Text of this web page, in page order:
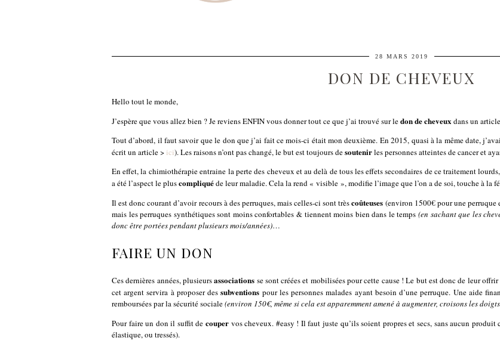
28 MARS 2019
DON DE CHEVEUX
Hello tout le monde,
J’espère que vous allez bien ? Je reviens ENFIN vous donner tout ce que j’ai trouvé sur ledon de cheveux dans un
Tout d’abord, il faut savoir que le don que j’ai fait ce mois-ci était mon deuxième. En 2015, quasi à la même date,
écrit un article > ici). Les raisons n’ont pas changé, le but est toujours desoutenirles personnes atteintes de cancer et
En effet, la chimiothérapie entraine la perte des cheveux et au delà de tous les effets secondaires de ce traitement
a été l’aspect le pluscompliquéde leur maladie. Cela la rend « visible », modifie l’image que l’on a de soi, touche à la
Il est donc courant d’avoir recours à des perruques, mais celles-ci sont trèscoûteuses (environ 1500€ pour une
mais les perruques synthétiques sont moins confortables & tiennent moins bien dans le temps (en sachant que les
donc être portées pendant plusieurs mois/années)…
FAIRE UN DON
Ces dernières années, plusieursassociations se sont créées et mobilisées pour cette cause ! Le but est donc de leur
cet argent servira à proposer dessubventions pour les personnes malades ayant besoin d’une perruque. Une aide
remboursées par la sécurité sociale(environ 150€, même si cela est apparemment amené à augmenter, croisons les
Pour faire un don il suffit decouper vos cheveux. #easy ! Il faut juste qu’ils soient propres et secs, sans aucun
élastique, ou tressés).